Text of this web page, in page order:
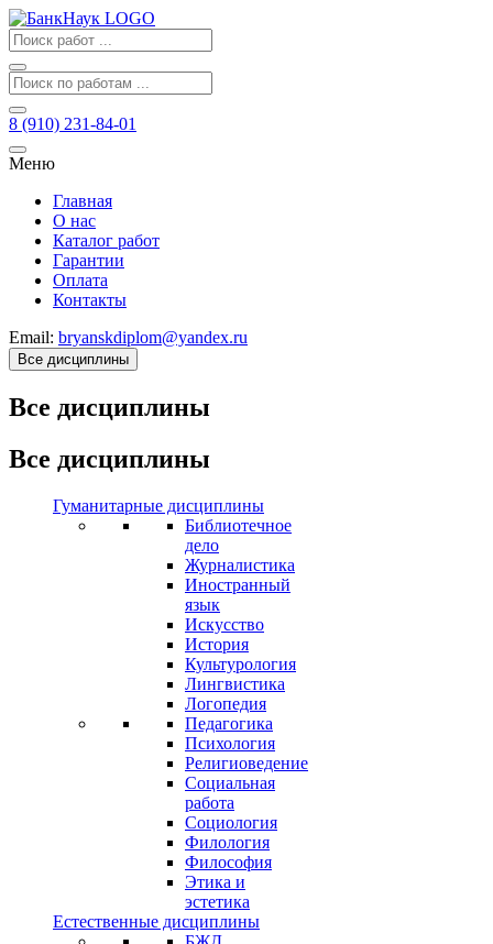
8 (910) 231-84-01
Меню
Главная
О нас
Каталог работ
Гарантии
Оплата
Контакты
Email: bryanskdiplom@yandex.ru
Все дисциплины
Все дисциплины
Все дисциплины
Гуманитарные дисциплины
Библиотечное
дело
Журналистика
Иностранный
язык
Искусство
История
Культурология
Лингвистика
Логопедия
Педагогика
Психология
Религиоведение
Социальная
работа
Социология
Филология
Философия
Этика и
эстетика
Естественные дисциплины